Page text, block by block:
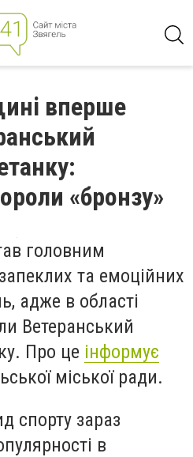
вперше
«бронзу»
головним
та емоційних
адже в області
Ветеранський
Про це інформує
міської ради.
спорту зараз
в